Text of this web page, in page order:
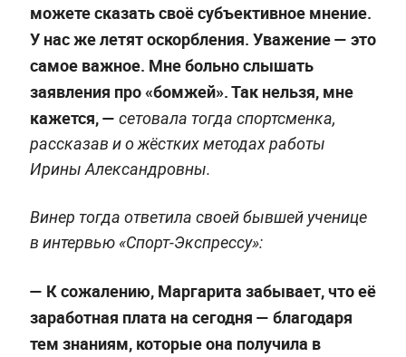
можете сказать своё субъективное мнение.
У нас же летят оскорбления. Уважение — это
самое важное. Мне больно слышать
заявления про «бомжей». Так нельзя, мне
кажется, — сетовала тогда спортсменка,
рассказав и о жёстких методах работы
Ирины Александровны.
Винер тогда ответила своей бывшей ученице
в интервью «Спорт-Экспрессу»:
— К сожалению, Маргарита забывает, что её
заработная плата на сегодня — благодаря
тем знаниям, которые она получила в